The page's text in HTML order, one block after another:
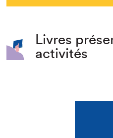
Livres
activités